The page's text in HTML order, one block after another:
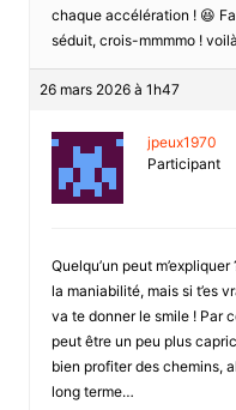
chaque accélération ! 😆
séduit, crois-mmmmo !
26 mars 2026 à 1h47
jpeux1970
Participant
Quelqu’un peut
la maniabilité, mais si t’es
va te donner le smile ! Par
peut être un peu plus
bien profiter des chemins,
long terme…